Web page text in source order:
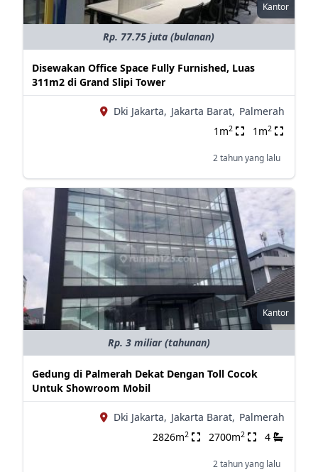
Kantor
Rp. 77.75 juta (bulanan)
Disewakan Office Space Fully Furnished, Luas
311m2 di Grand Slipi Tower
Dki Jakarta, Jakarta Barat, Palmerah
1m2 1m2
2 tahun yang lalu
Kantor
Rp. 3 miliar (tahunan)
Gedung di Palmerah Dekat Dengan Toll Cocok
Untuk Showroom Mobil
Dki Jakarta, Jakarta Barat, Palmerah
2826m2 2700m2 4
2 tahun yang lalu